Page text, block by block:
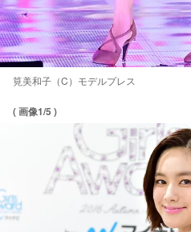
筧美和子（C）モデルプレス
( 画像1/5 )